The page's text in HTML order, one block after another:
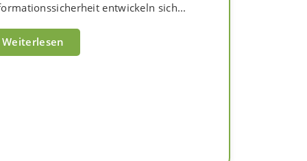
entwickeln sich...
Weiterlesen